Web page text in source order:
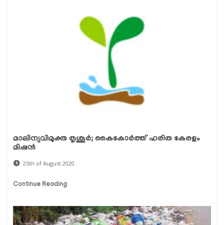
മാലിന്യവിമുക്ത തൃശൂര്‍; കൈകോര്‍ത്ത് ഹരിത കേരളം
മിഷന്‍
25th of August 2020
Continue Reading